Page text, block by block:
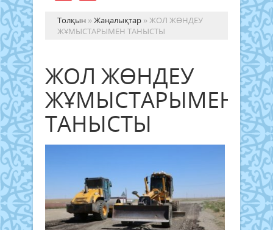
Толқын »Жаңалықтар » ЖОЛ ЖӨНДЕУ
ЖҰМЫСТАРЫМЕН ТАНЫСТЫ
ЖОЛ ЖӨНДЕУ
ЖҰМЫСТАРЫМЕН
ТАНЫСТЫ